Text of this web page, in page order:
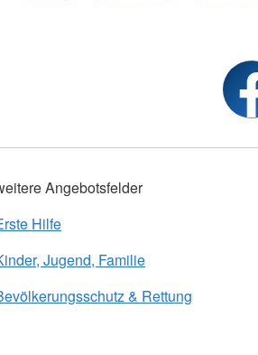
Angebotsfelder
Hilfe
Jugend, Familie
& Rettung